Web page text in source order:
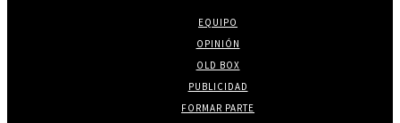
EQUIPO
OPINIÓN
OLD BOX
PUBLICIDAD
FORMAR PARTE